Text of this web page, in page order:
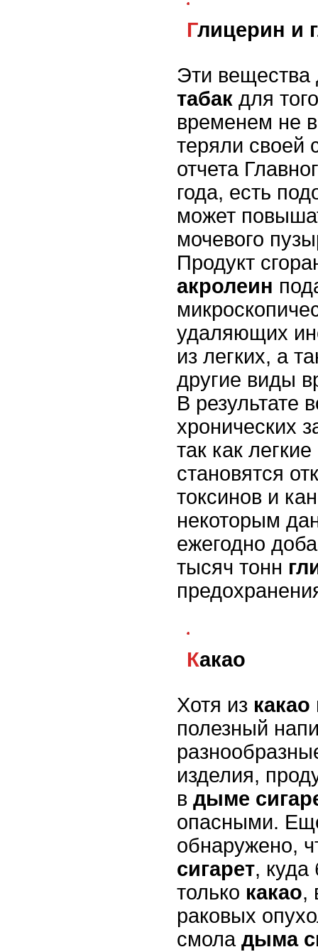
Глицерин и
Эти вещества
табак для
временем не
теряли своей
отчета
года, есть
может
мочевого
Продукт
акролеин
удаляющих
из легких, а
другие виды
В результате
хронических
так как
становятся
токсинов и
некоторым
ежегодно
тысяч тонн
Какао
Хотя из какао
полезный
изделия,
в дыме
опасными.
обнаружено,
сигарет,
только какао,
раковых
смола дыма